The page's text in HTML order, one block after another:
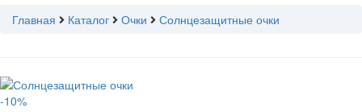
Главная Каталог Очки Солнцезащитные очки
-10%